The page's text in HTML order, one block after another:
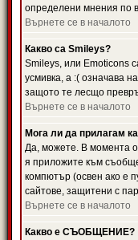
определени мнения по
Върнете се в началото
Какво са Smileys?
Smileys, или Emoticons
усмивка, а :( означава
защото те лесщо
Върнете се в началото
Мога ли да прилагам
Да, можете. В момента
я приложите към
компютър (освен ако е
сайтове, защитени с
Върнете се в началото
Какво е СЪОБЩЕНИЕ?